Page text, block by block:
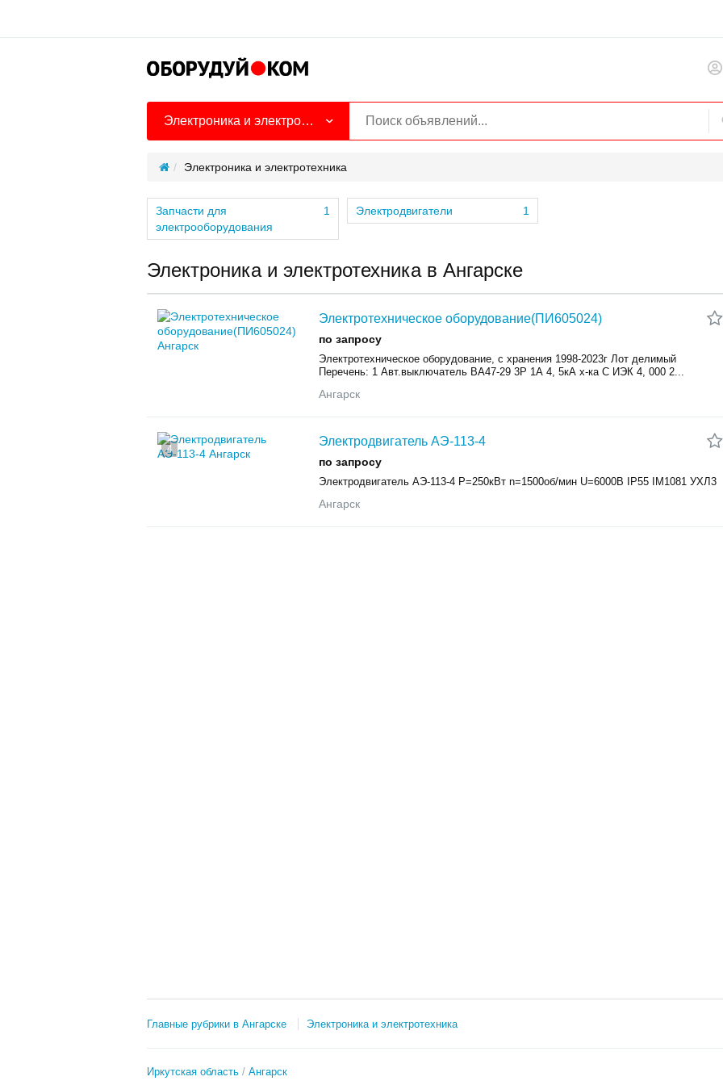
Электроника и электротехника
Электроника и электротехника
1
Запчасти для
электрооборудования
1
Электродвигатели
Электроника и электротехника в Ангарске
Электротехническое оборудование(ПИ605024)
по запросу
Электротехническое оборудование, с хранения 1998-2023г Лот делимый
Перечень: 1 Авт.выключатель ВА47-29 3Р 1А 4, 5кА х-ка С ИЭК 4, 000 2...
Ангарск
4
Электродвигатель АЭ-113-4
по запросу
Электродвигатель АЭ-113-4 P=250кВт n=1500об/мин U=6000В IP55 IM1081 УХЛ3
Ангарск
Главные рубрики в Ангарске Электроника и электротехника
Иркутская область Ангарск